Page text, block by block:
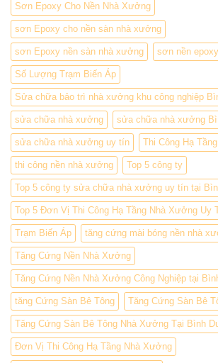
Sơn Epoxy Cho Nền Nhà Xưởng
sơn Epoxy cho nền sàn nhà xưởng
sơn Epoxy nền sàn nhà xưởng sơn nền epoxy
Số Lượng Trạm Biến Áp
Sửa chữa bảo trì nhà xưởng khu công nghiệp
sửa chữa nhà xưởng sửa chữa nhà xưởng
sửa chữa nhà xưởng uy tín Thi Công Hạ
thi công nền nhà xưởng Top 5 công ty
Top 5 công ty sửa chữa nhà xưởng uy tín tại
Top 5 Đơn Vị Thi Công Hạ Tầng Nhà Xưởng Uy
Trạm Biến Áp tăng cứng mài bóng nền nhà
Tăng Cứng Nền Nhà Xưởng
Tăng Cứng Nền Nhà Xưởng Công Nghiệp tại
tăng Cứng Sàn Bê Tông Tăng Cứng Sàn Bê
Tăng Cứng Sàn Bê Tông Nhà Xưởng Tại Bình
Đơn Vị Thi Công Hạ Tầng Nhà Xưởng